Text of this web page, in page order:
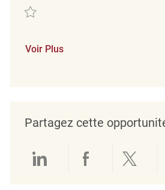
Sauvegarder Full Time Front End
Voir Plus
Partagez cette
Partager via LinkedIn
Partager via